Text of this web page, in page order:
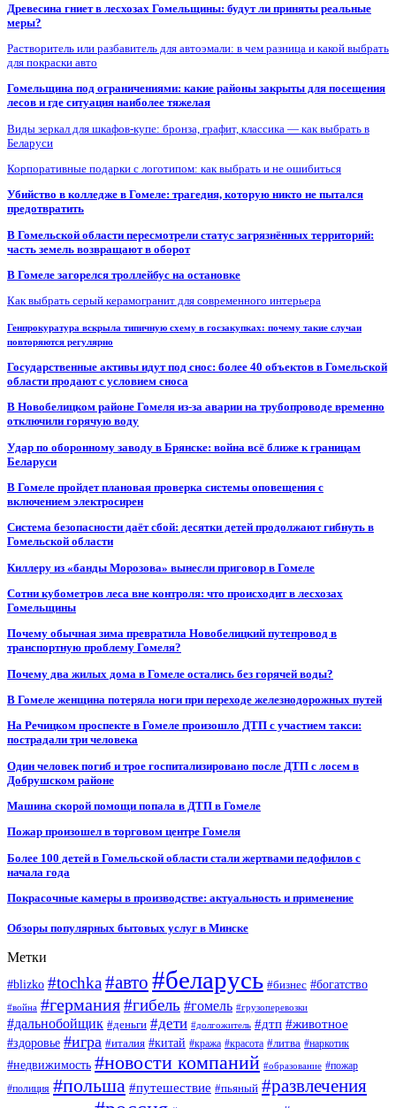
Древесина гниет в лесхозах Гомельщины: будут ли приняты реальные
меры?
Растворитель или разбавитель для автоэмали: в чем разница и какой выбрать
для покраски авто
Гомельщина под ограничениями: какие районы закрыты для посещения
лесов и где ситуация наиболее тяжелая
Виды зеркал для шкафов-купе: бронза, графит, классика — как выбрать в
Беларуси
Корпоративные подарки с логотипом: как выбрать и не ошибиться
Убийство в колледже в Гомеле: трагедия, которую никто не пытался
предотвратить
В Гомельской области пересмотрели статус загрязнённых территорий:
часть земель возвращают в оборот
В Гомеле загорелся троллейбус на остановке
Как выбрать серый керамогранит для современного интерьера
Генпрокуратура вскрыла типичную схему в госзакупках: почему такие случаи
повторяются регулярно
Государственные активы идут под снос: более 40 объектов в Гомельской
области продают с условием сноса
В Новобелицком районе Гомеля из-за аварии на трубопроводе временно
отключили горячую воду
Удар по оборонному заводу в Брянске: война всё ближе к границам
Беларуси
В Гомеле пройдет плановая проверка системы оповещения с
включением электросирен
Система безопасности даёт сбой: десятки детей продолжают гибнуть в
Гомельской области
Киллеру из «банды Морозова» вынесли приговор в Гомеле
Сотни кубометров леса вне контроля: что происходит в лесхозах
Гомельщины
Почему обычная зима превратила Новобелицкий путепровод в
транспортную проблему Гомеля?
Почему два жилых дома в Гомеле остались без горячей воды?
В Гомеле женщина потеряла ноги при переходе железнодорожных путей
На Речицком проспекте в Гомеле произошло ДТП с участием такси:
пострадали три человека
Один человек погиб и трое госпитализировано после ДТП с лосем в
Добрушском районе
Машина скорой помощи попала в ДТП в Гомеле
Пожар произошел в торговом центре Гомеля
Более 100 детей в Гомельской области стали жертвами педофилов с
начала года
Покрасочные камеры в производстве: актуальность и применение
Обзоры популярных бытовых услуг в Минске
Метки
#blizko #tochka#авто #беларусь #бизнес #богатство
#война #германия#гибель #гомель #грузоперевозки
#дальнобойщик #деньги #дети #долгожитель #дтп #животное
#здоровье #игра #италия #китай #кража #красота #литва #наркотик
#недвижимость #новости компаний #образование #пожар
#полиция #польша #путешествие #пьяный #развлечения